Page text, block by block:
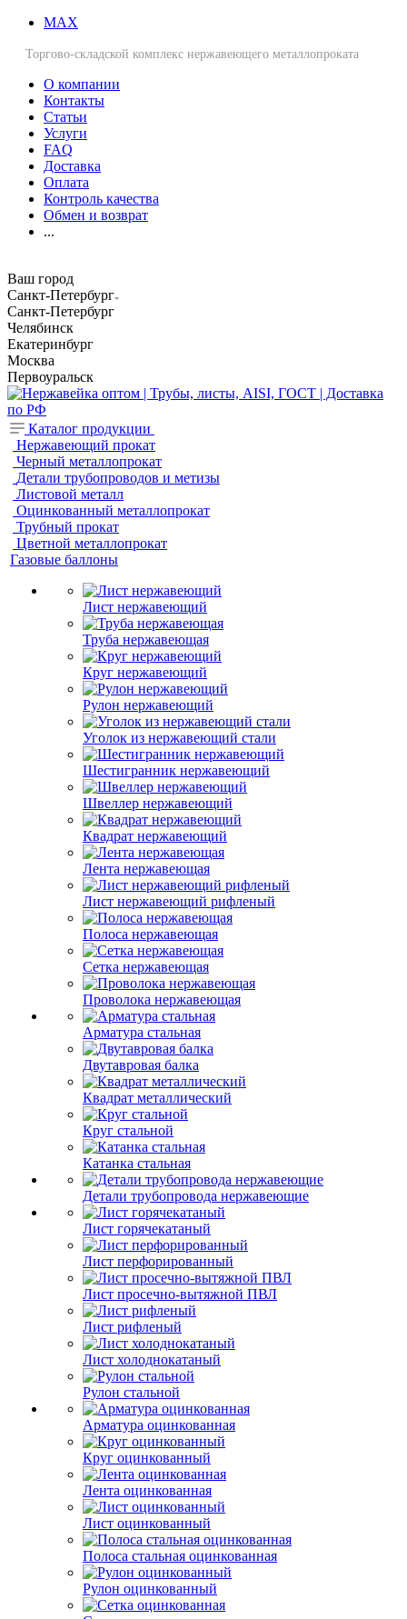
MAX
Торгово-складской комплекс нержавеющего металлопроката
О компании
Контакты
Статьи
Услуги
FAQ
Доставка
Оплата
Контроль качества
Обмен и возврат
...
Ваш город
Санкт-Петербург
Санкт-Петербург
Челябинск
Екатеринбург
Москва
Первоуральск
Каталог продукции
Нержавеющий прокат
Черный металлопрокат
Детали трубопроводов и метизы
Листовой металл
Оцинкованный металлопрокат
Трубный прокат
Цветной металлопрокат
Газовые баллоны
Лист нержавеющий
Труба нержавеющая
Круг нержавеющий
Рулон нержавеющий
Уголок из нержавеющий стали
Шестигранник нержавеющий
Швеллер нержавеющий
Квадрат нержавеющий
Лента нержавеющая
Лист нержавеющий рифленый
Полоса нержавеющая
Сетка нержавеющая
Проволока нержавеющая
Арматура стальная
Двутавровая балка
Квадрат металлический
Круг стальной
Катанка стальная
Детали трубопровода нержавеющие
Лист горячекатаный
Лист перфорированный
Лист просечно-вытяжной ПВЛ
Лист рифленый
Лист холоднокатаный
Рулон стальной
Арматура оцинкованная
Круг оцинкованный
Лента оцинкованная
Лист оцинкованный
Полоса стальная оцинкованная
Рулон оцинкованный